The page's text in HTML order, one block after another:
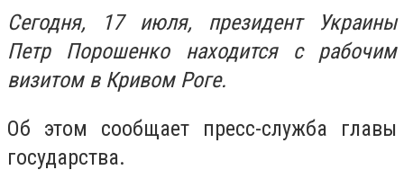
Сегодня, 17 июля, президент Украины
Петр Порошенко находится с рабочим
визитом в Кривом Роге.
Об этом сообщает пресс-служба главы
государства.